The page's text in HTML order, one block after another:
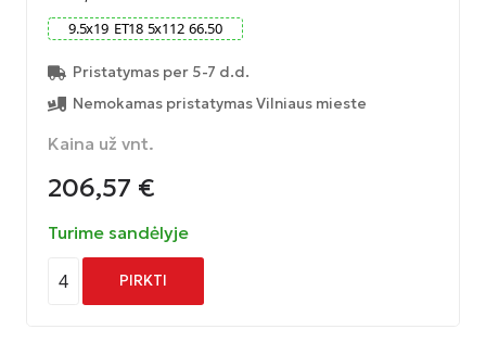
9.5x19 ET18 5x112 66.50
Pristatymas per 5-7 d.d.
Nemokamas pristatymas Vilniaus mieste
Kaina už vnt.
206,57 €
Turime sandėlyje
4 PIRKTI